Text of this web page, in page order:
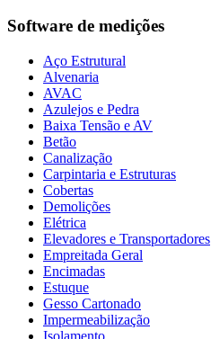
Software de medições
Aço Estrutural
Alvenaria
AVAC
Azulejos e Pedra
Baixa Tensão e AV
Betão
Canalização
Carpintaria e Estruturas
Cobertas
Demolições
Elétrica
Elevadores e Transportadores
Empreitada Geral
Encimadas
Estuque
Gesso Cartonado
Impermeabilização
Isolamento